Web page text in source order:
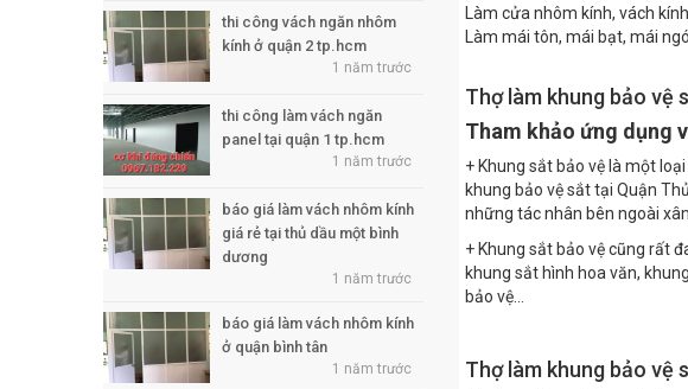
thi công vách ngăn nhôm
kính ở quận 2 tp.hcm
1 năm trước
thi công làm vách ngăn
panel tại quận 1 tp.hcm
1 năm trước
báo giá làm vách nhôm kính
giá rẻ tại thủ dầu một bình
dương
1 năm trước
báo giá làm vách nhôm kính
ở quận bình tân
1 năm trước
Làm cửa nhôm kính, vách
Làm mái tôn, mái bạt, mái
Thợ làm khung bảo vệ
Tham khảo ứng dụng
+ Khung sắt bảo vệ là một
khung bảo vệ sắt tại Quận
những tác nhân bên ngoài
+ Khung sắt bảo vệ cũng rất
khung sắt hình hoa văn,
bảo vệ…
Thợ làm khung bảo vệ